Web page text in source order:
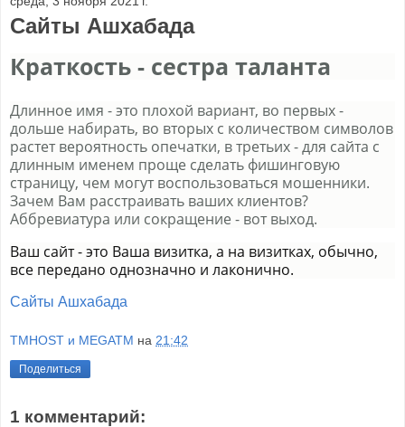
Сайты Ашхабада
Краткость - сестра таланта
Длинное имя - это плохой вариант, во первых -
дольше набирать, во вторых с количеством символов
растет вероятность опечатки, в третьих - для сайта с
длинным именем проще сделать фишинговую
страницу, чем могут воспользоваться мошенники.
Зачем Вам расстраивать ваших клиентов?
Аббревиатура или сокращение - вот выход.
Ваш сайт - это Ваша визитка, а на визитках, обычно,
все передано однозначно и лаконично.
Сайты Ашхабада
TMHOST и MEGATM на 21:42
Поделиться
1 комментарий: